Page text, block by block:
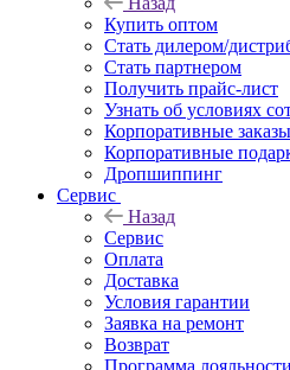
Купить оптом
Стать дилером/
Стать партнером
Получить прайс-лист
Узнать об условиях
Корпоративные заказы
Корпоративные
Дропшиппинг
Сервис
Назад
Сервис
Оплата
Доставка
Условия гарантии
Заявка на ремонт
Возврат
Программа лояльности